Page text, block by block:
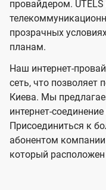
s
и
д
е
н
и
я
провайдером. UTELS
прозрачных
планам.
Наш интернет-
сеть, что позволяет
Киева. Мы
интернет-
Присоединиться к
абонентом
который расположен